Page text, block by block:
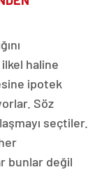
haline
ipotek
Söz
seçtiler.
bunlar değil